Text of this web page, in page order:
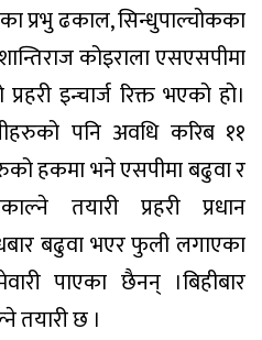
प्रभु ढकाल, सिन्धुपाल्चोकका
कोइराला एसएसपीमा
इन्चार्ज रिक्त भएको हो।
पनि अवधि करिब ११
हकमा भने एसपीमा बढुवा र
तयारी प्रहरी प्रधान
बढुवा भएर फुली लगाएका
पाएका छैनन् ।बिहीबार
तयारी छ ।